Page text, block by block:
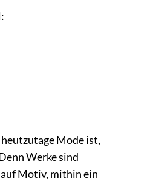
Mode ist,
Werke sind
Motiv, mithin ein